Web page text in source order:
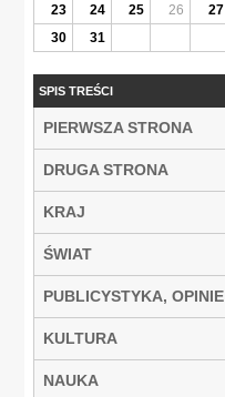
23
24 25 26 27
30
31
SPIS TREŚCI
PIERWSZA STRONA
DRUGA STRONA
KRAJ
ŚWIAT
PUBLICYSTYKA, OPINIE
KULTURA
NAUKA